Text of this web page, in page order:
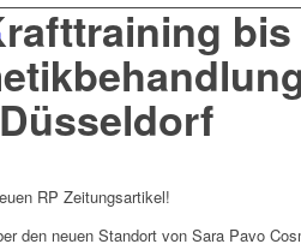
bis
RP Zeitungsartikel!
den neuen Standort von Sara Pavo